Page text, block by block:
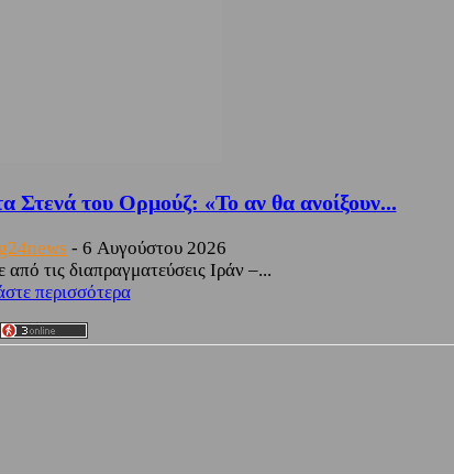
Στενά του Ορμούζ: «Το αν θα ανοίξουν...
- 6 Αυγούστου 2026
τις διαπραγματεύσεις Ιράν –...
περισσότερα